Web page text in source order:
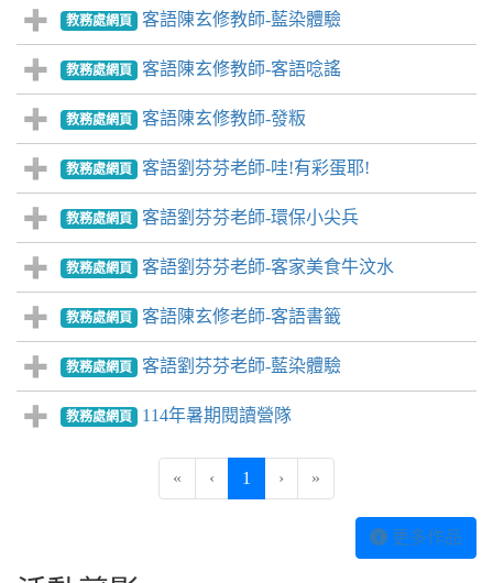
教務處網頁 客語陳玄修教師-藍染體驗
教務處網頁 客語陳玄修教師-客語唸謠
教務處網頁 客語陳玄修教師-發粄
教務處網頁 客語劉芬芬老師-哇!有彩蛋耶!
教務處網頁 客語劉芬芬老師-環保小尖兵
教務處網頁 客語劉芬芬老師-客家美食牛汶水
教務處網頁 客語陳玄修老師-客語書籤
教務處網頁 客語劉芬芬老師-藍染體驗
教務處網頁 114年暑期閱讀營隊
« ‹ 1 (current)
› »
更多作品